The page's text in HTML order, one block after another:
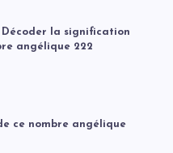
la signification
angélique 222
ce nombre angélique